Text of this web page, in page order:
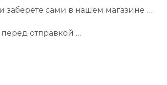
заберёте сами в нашем магазине …
отправкой …